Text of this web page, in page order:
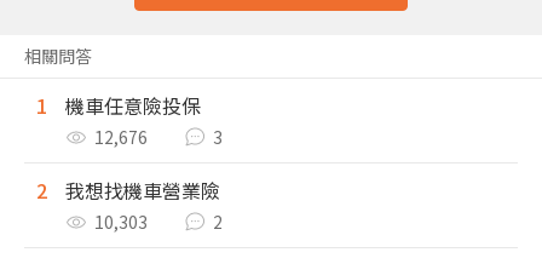
相關問答
1 機車任意險投保
12,676 3
2 我想找機車營業險
10,303 2